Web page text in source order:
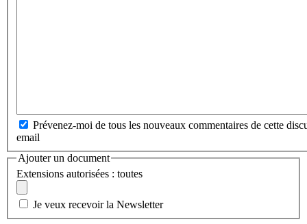
Prévenez-moi de tous les nouveaux commentaires de cette
email
Ajouter un document
Extensions autorisées : toutes
Je veux recevoir la Newsletter